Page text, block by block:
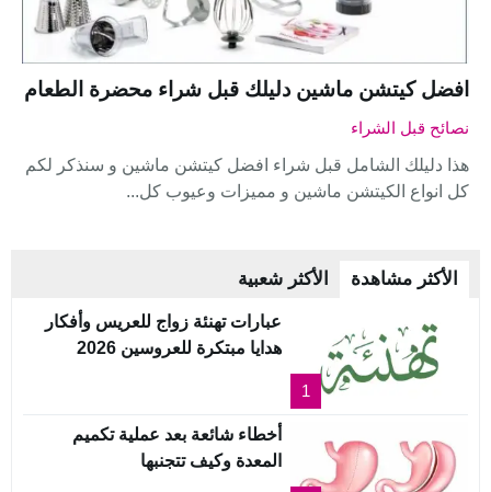
افضل كيتشن ماشين دليلك قبل شراء محضرة الطعام
نصائح قبل الشراء
هذا دليلك الشامل قبل شراء افضل كيتشن ماشين و سنذكر لكم
كل انواع الكيتشن ماشين و مميزات وعيوب كل...
الأكثر مشاهدة الأكثر شعبية
1
عبارات تهنئة زواج للعريس وأفكار
هدايا مبتكرة للعروسين 2026
أخطاء شائعة بعد عملية تكميم
المعدة وكيف تتجنبها